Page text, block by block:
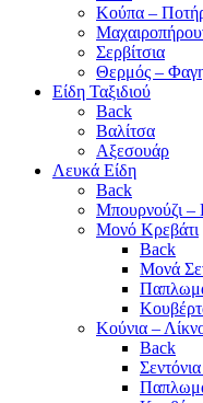
Κούπα –
Σερβίτσια
Θερμός –
Είδη Ταξιδιού
Back
Βαλίτσα
Αξεσουάρ
Λευκά Είδη
Back
Μπουρνούζι –
Μονό Κρεβάτι
Back
Μονά
Κούνια –
Back